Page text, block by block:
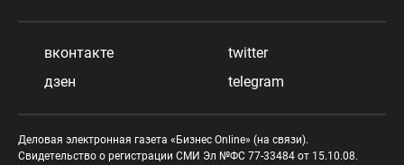
вконтакте
twitter
дзен
telegram
Деловая электронная газета «Бизнес Online» (на связи).
Свидетельство о регистрации СМИ Эл №ФС 77-33484 от 15.10.08.